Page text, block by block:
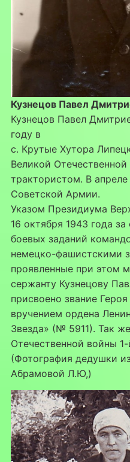
Кузнецов Павел
Кузнецов Павел
году в
с. Крутые Хутора
Великой
трактористом. В
Советской Армии.
Указом Президиума
16 октября 1943 года
боевых заданий
немецко-фашистскими
проявленные при этом
сержанту Кузнецову
присвоено звание
вручением ордена
Звезда» (№ 5911). Так
Отечественной войны
(Фотография дедушки
Абрамовой Л.Ю,)